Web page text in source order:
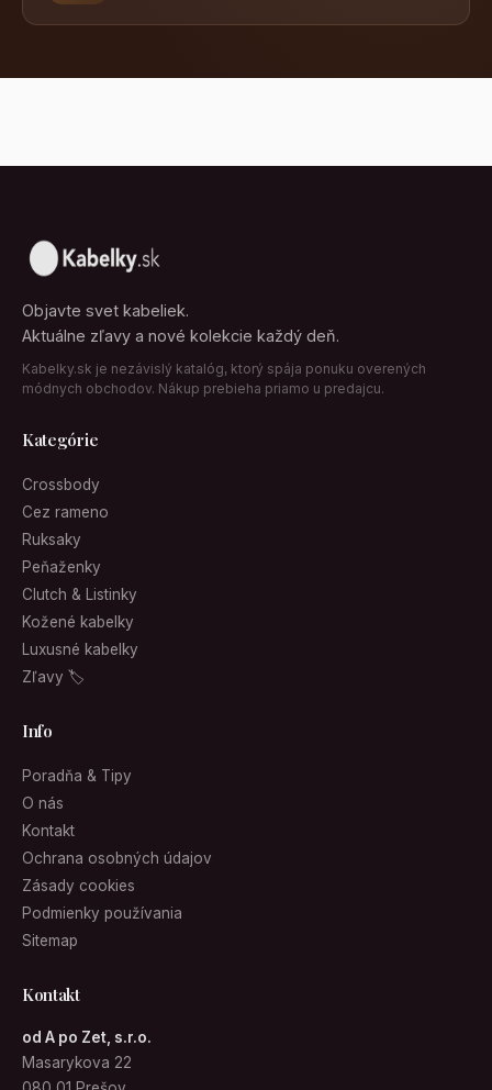
Objavte svet kabeliek.
Aktuálne zľavy a nové kolekcie každý deň.
Kabelky.sk je nezávislý katalóg, ktorý spája ponuku overených
módnych obchodov. Nákup prebieha priamo u predajcu.
Kategórie
Crossbody
Cez rameno
Ruksaky
Peňaženky
Clutch & Listinky
Kožené kabelky
Luxusné kabelky
Zľavy 🏷
Info
Poradňa & Tipy
O nás
Kontakt
Ochrana osobných údajov
Zásady cookies
Podmienky používania
Sitemap
Kontakt
od A po Zet, s.r.o.
Masarykova 22